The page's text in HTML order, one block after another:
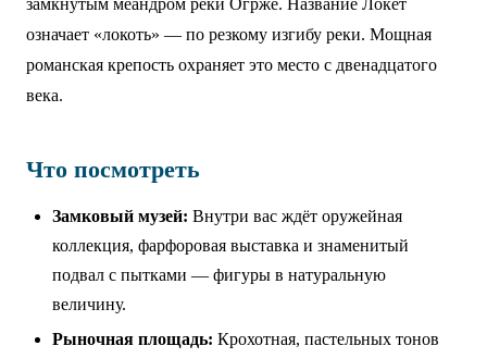
означает «локоть» — по резкому изгибу реки. Мощная
романская крепость охраняет это место с двенадцатого
века.
Что посмотреть
Замковый музей: Внутри вас ждёт оружейная
коллекция, фарфоровая выставка и знаменитый
подвал с пытками — фигуры в натуральную
величину.
Рыночная площадь: Крохотная, пастельных тонов